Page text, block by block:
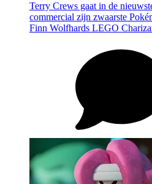
Terry Crews gaat in de
commercial zijn zwaarste
Finn Wolfhards LEGO